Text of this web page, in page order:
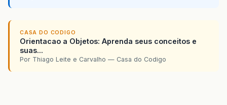
CASA DO CODIGO
Orientacao a Objetos: Aprenda seus conceitos e
suas...
Por Thiago Leite e Carvalho — Casa do Codigo